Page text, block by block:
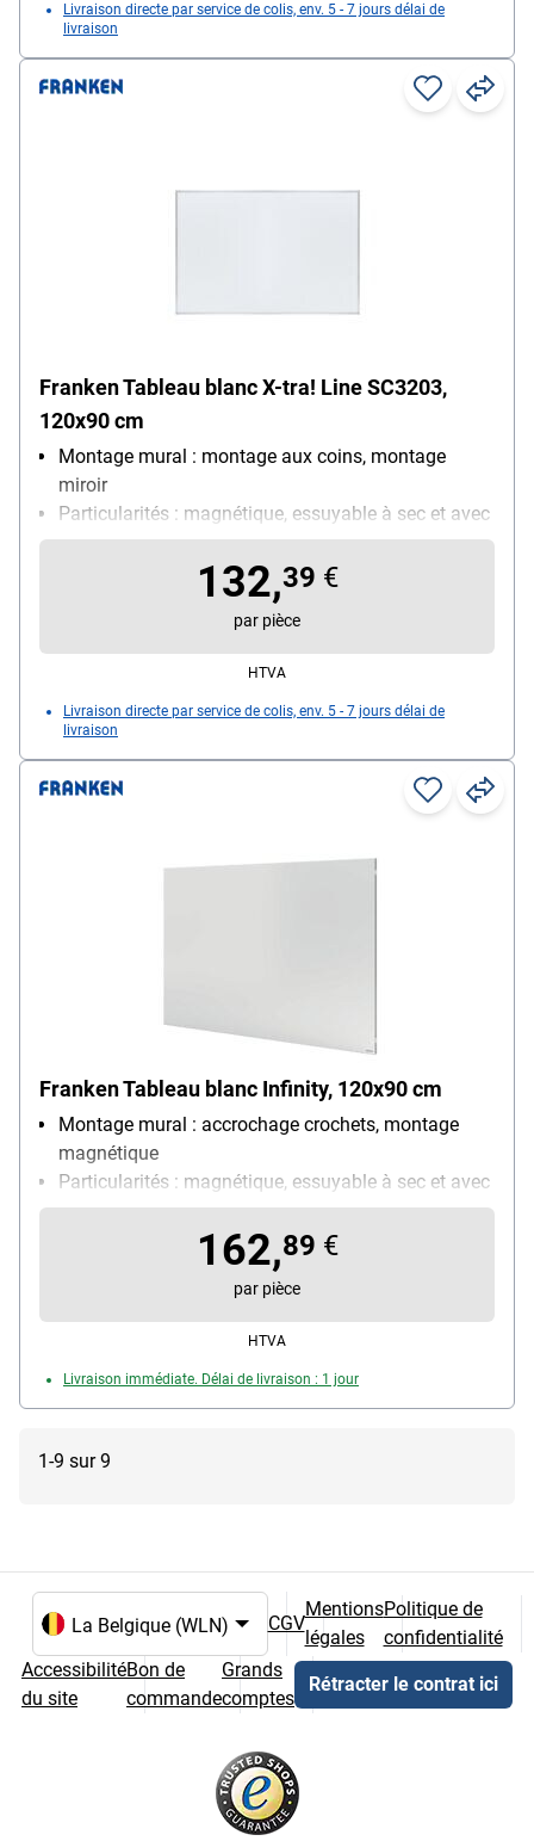
Livraison directe par service de colis, env. 5 - 7 jours délai de
livraison
Franken Tableau blanc X-tra! Line SC3203,
120x90 cm
Montage mural : montage aux coins, montage
miroir
Particularités : magnétique, essuyable à sec et avec
un chiffon humide, résistant aux rayures, résistant à
Taille du tableau : médium (120 x 90 cm)
Utilisation : utilisation quotidienne
132,39 €
par pièce
HTVA
Livraison directe par service de colis, env. 5 - 7 jours délai de
livraison
Franken Tableau blanc Infinity, 120x90 cm
Montage mural : accrochage crochets, montage
magnétique
Particularités : magnétique, essuyable à sec et avec
un chiffon humide
Taille du tableau : médium (120 x 90 cm)
Utilisation : utilisation fréquente
162,89 €
par pièce
HTVA
Livraison immédiate. Délai de livraison : 1 jour
1-9 sur 9
Choix de la langue et du pays
CGV
Mentions
légales
Politique de
confidentialité
Accessibilité
du site
Bon de
commande
Grands
comptes
Rétracter le contrat ici